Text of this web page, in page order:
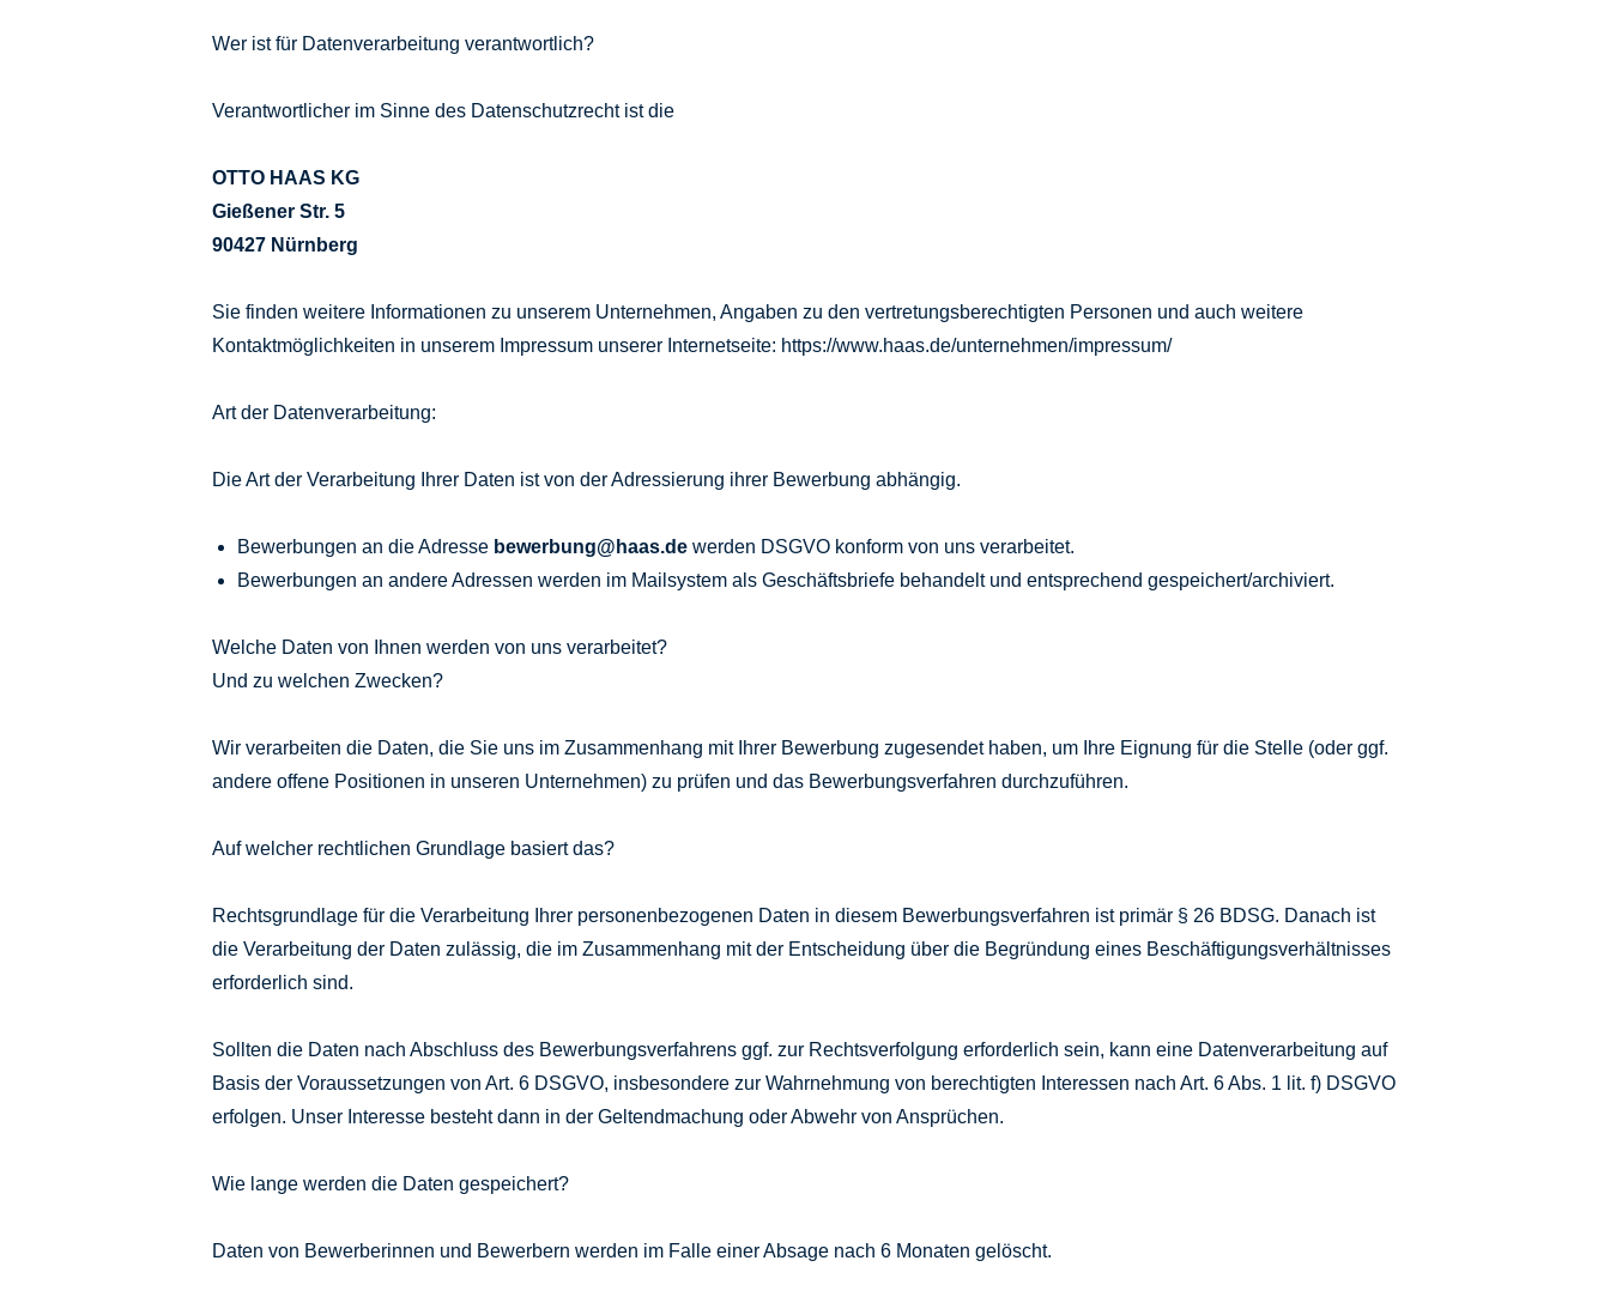
Wer ist für Datenverarbeitung verantwortlich?
Verantwortlicher im Sinne des Datenschutzrecht ist die
OTTO HAAS KG
Gießener Str. 5
90427 Nürnberg
Sie finden weitere Informationen zu unserem Unternehmen, Angaben zu den vertretungsberechtigten Personen und auch weitere
Kontaktmöglichkeiten in unserem Impressum unserer Internetseite: https://www.haas.de/unternehmen/impressum/
Art der Datenverarbeitung:
Die Art der Verarbeitung Ihrer Daten ist von der Adressierung ihrer Bewerbung abhängig.
Bewerbungen an die Adresse bewerbung@haas.de werden DSGVO konform von uns verarbeitet.
Bewerbungen an andere Adressen werden im Mailsystem als Geschäftsbriefe behandelt und entsprechend gespeichert/archiviert.
Welche Daten von Ihnen werden von uns verarbeitet?
Und zu welchen Zwecken?
Wir verarbeiten die Daten, die Sie uns im Zusammenhang mit Ihrer Bewerbung zugesendet haben, um Ihre Eignung für die Stelle (oder ggf.
andere offene Positionen in unseren Unternehmen) zu prüfen und das Bewerbungsverfahren durchzuführen.
Auf welcher rechtlichen Grundlage basiert das?
Rechtsgrundlage für die Verarbeitung Ihrer personenbezogenen Daten in diesem Bewerbungsverfahren ist primär § 26 BDSG. Danach ist
die Verarbeitung der Daten zulässig, die im Zusammenhang mit der Entscheidung über die Begründung eines Beschäftigungsverhältnisses
erforderlich sind.
Sollten die Daten nach Abschluss des Bewerbungsverfahrens ggf. zur Rechtsverfolgung erforderlich sein, kann eine Datenverarbeitung auf
Basis der Voraussetzungen von Art. 6 DSGVO, insbesondere zur Wahrnehmung von berechtigten Interessen nach Art. 6 Abs. 1 lit. f) DSGVO
erfolgen. Unser Interesse besteht dann in der Geltendmachung oder Abwehr von Ansprüchen.
Wie lange werden die Daten gespeichert?
Daten von Bewerberinnen und Bewerbern werden im Falle einer Absage nach 6 Monaten gelöscht.